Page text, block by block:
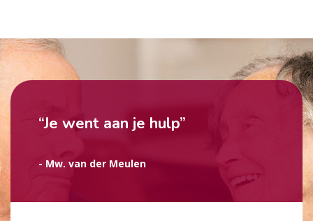
“Je went aan je hulp”
- Mw. van der Meulen